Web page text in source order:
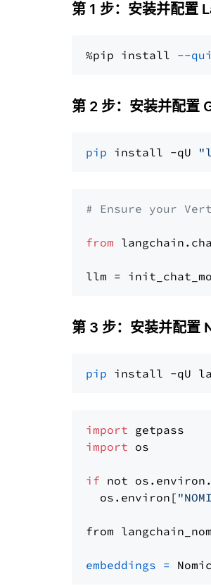
第 1 步：安装并配置
%pip install --
第 2 步：安装并配
pip install -qU
# Ensure your
from
llm =
第 3 步：安装并配置
pip
import
import os
if not
  os.environ[
from
embeddings =